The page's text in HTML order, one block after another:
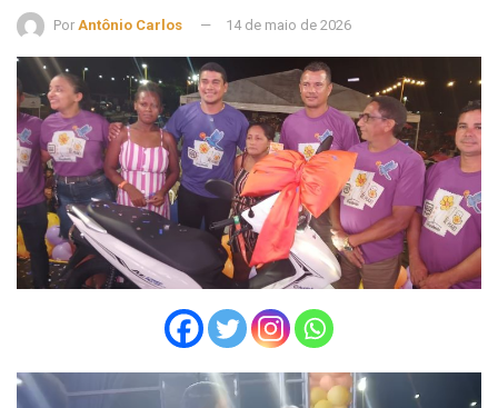
Por Antônio Carlos 14 de maio de 2026
Tocador